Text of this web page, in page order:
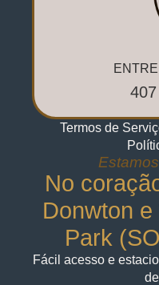
Termos de
No
Donwton
Park
Fácil acesso e